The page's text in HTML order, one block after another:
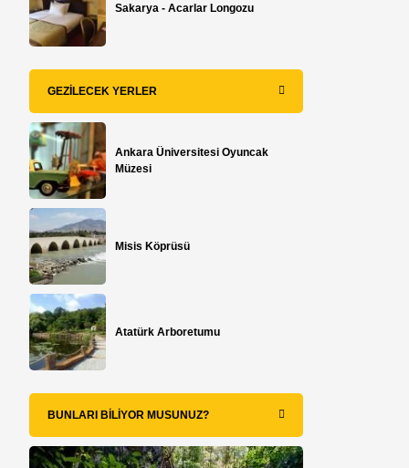
Sakarya - Acarlar Longozu
GEZILECEK YERLER
Ankara Üniversitesi Oyuncak
Müzesi
Misis Köprüsü
Atatürk Arboretumu
BUNLARI BILIYOR MUSUNUZ?